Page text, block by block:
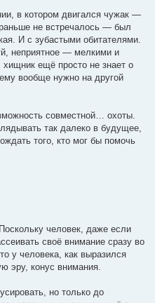
в котором двигался чужак —
не встречалось — был
И с зубастыми обитателями.
неприятное — мелкими и
ещё просто не знает о
вообще нужно на другой
совместной… охоты.
так далеко в будущее,
того, кто мог бы помочь
человек, даже если
своё внимание сразу во
у человека, как выразился
эру, конус внимания.
но только до